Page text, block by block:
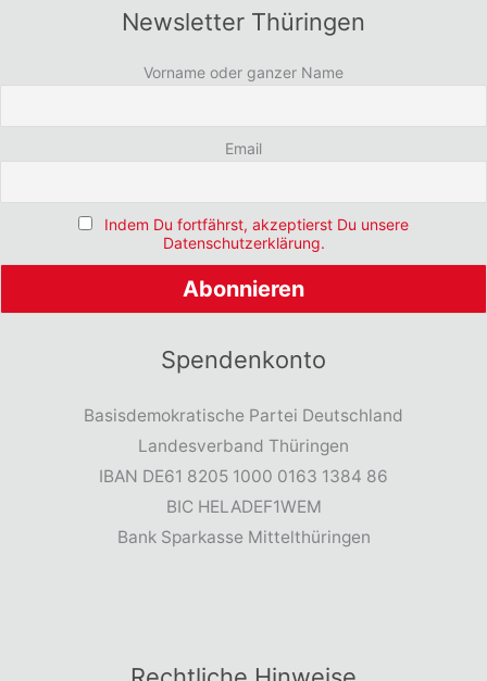
Newsletter Thüringen
Vorname oder ganzer Name
Email
Indem Du fortfährst, akzeptierst Du unsere
Datenschutzerklärung.
Spendenkonto
Basisdemokratische Partei Deutschland
Landesverband Thüringen
IBAN DE61 8205 1000 0163 1384 86
BIC HELADEF1WEM
Bank Sparkasse Mittelthüringen